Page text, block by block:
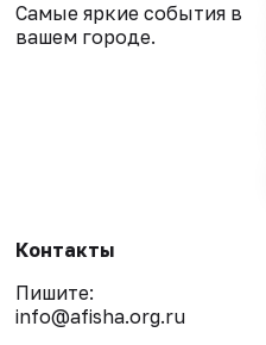
Самые яркие события в
вашем городе.
Контакты
Пишите:
info@afisha.org.ru